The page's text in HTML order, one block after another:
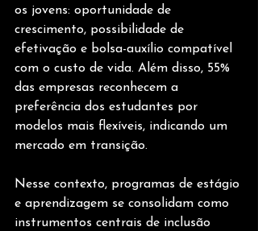
os jovens: oportunidade de
crescimento, possibilidade de
efetivação e bolsa-auxílio compatível
com o custo de vida. Além disso, 55%
das empresas reconhecem a
preferência dos estudantes por
modelos mais flexíveis, indicando um
mercado em transição.
Nesse contexto, programas de estágio
e aprendizagem se consolidam como
instrumentos centrais de inclusão